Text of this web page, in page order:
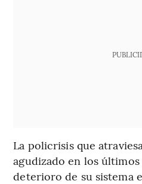
La policrisis que
agudizado en los
deterioro de su sistema